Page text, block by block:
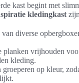
kast begint met
kledingkast
diverse
planken vrijhouden
kleding.
op kleur,